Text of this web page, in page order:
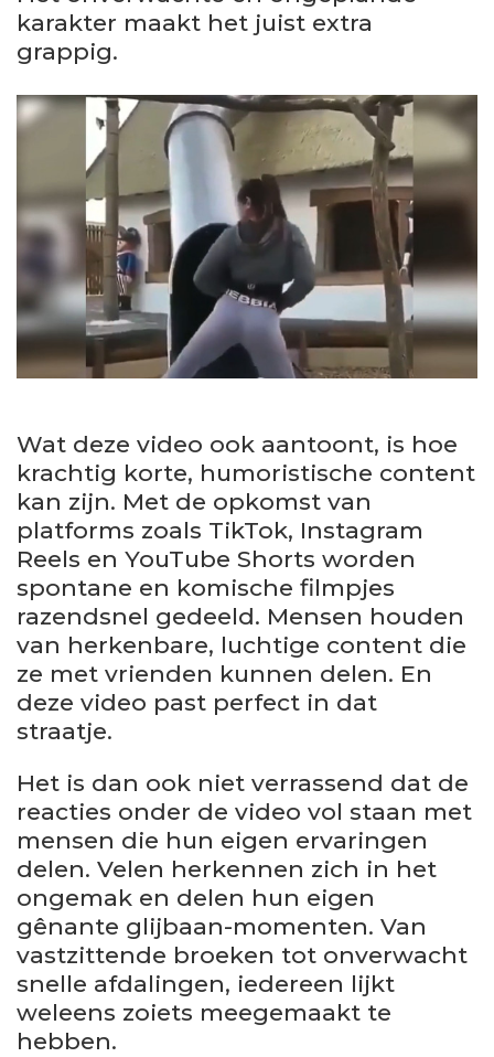
karakter maakt het juist extra
grappig.
Wat deze video ook aantoont, is hoe
krachtig korte, humoristische content
kan zijn. Met de opkomst van
platforms zoals TikTok, Instagram
Reels en YouTube Shorts worden
spontane en komische filmpjes
razendsnel gedeeld. Mensen houden
van herkenbare, luchtige content die
ze met vrienden kunnen delen. En
deze video past perfect in dat
straatje.
Het is dan ook niet verrassend dat de
reacties onder de video vol staan met
mensen die hun eigen ervaringen
delen. Velen herkennen zich in het
ongemak en delen hun eigen
gênante glijbaan-momenten. Van
vastzittende broeken tot onverwacht
snelle afdalingen, iedereen lijkt
weleens zoiets meegemaakt te
hebben.